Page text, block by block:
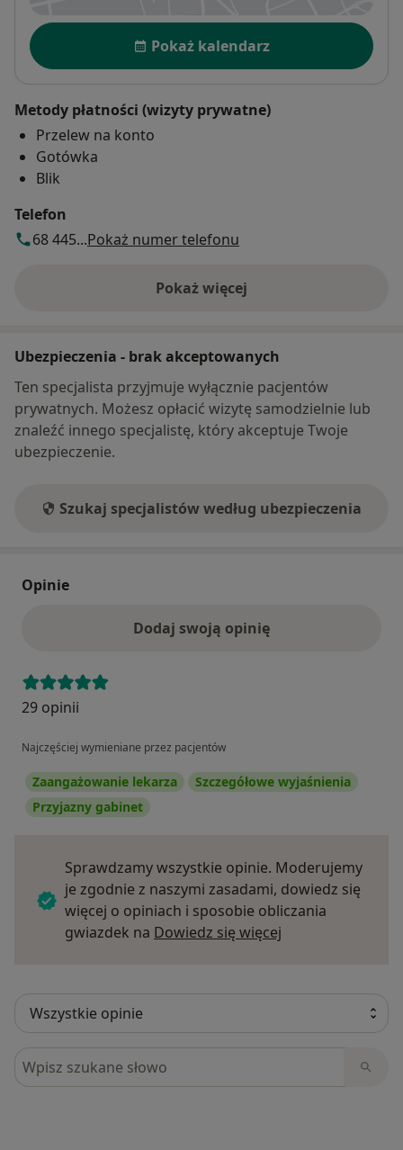
Dostępność
Pokaż kalendarz
Metody płatności (wizyty prywatne)
Przelew na konto
Gotówka
Blik
Telefon
68 445...Pokaż numer telefonu
Pokaż więcej
o adresie
Ubezpieczenia - brak akceptowanych
Ten specjalista przyjmuje wyłącznie pacjentów
prywatnych. Możesz opłacić wizytę samodzielnie lub
znaleźć innego specjalistę, który akceptuje Twoje
ubezpieczenie.
Szukaj specjalistów według ubezpieczenia
Opinie
Dodaj swoją opinię
29 opinii
Najczęściej wymieniane przez pacjentów
Zaangażowanie lekarza
Szczegółowe wyjaśnienia
Przyjazny gabinet
Sprawdzamy wszystkie opinie. Moderujemy
je zgodnie z naszymi zasadami, dowiedz się
więcej o opiniach i sposobie obliczania
gwiazdek na Dowiedz się więcej
Szukaj w opiniach